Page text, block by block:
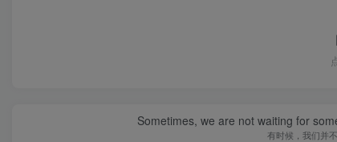
Sometimes, we are not waiting for
有时候，我们并